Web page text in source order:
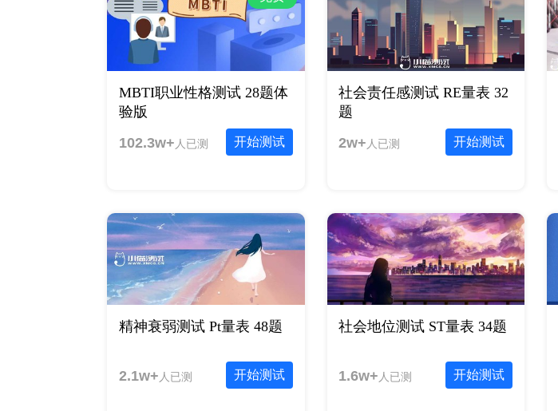
MBTI职业性格测试 28题体
验版
开始测试
102.3w+ 人已测
社会责任感测试 RE量表 32
题
开始测试
2w+ 人已测
精神衰弱测试 Pt量表 48题
开始测试
2.1w+ 人已测
社会地位测试 ST量表 34题
开始测试
1.6w+ 人已测